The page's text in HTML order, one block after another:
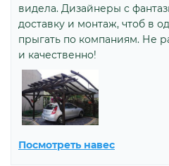
видела. Дизайнеры с
доставку и монтаж, чтоб в
прыгать по компаниям. Не
и качественно!
Посмотреть навес